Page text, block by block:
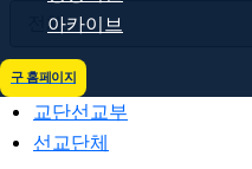
아카이브
구 홈페이지
전체
교단선교부
선교단체